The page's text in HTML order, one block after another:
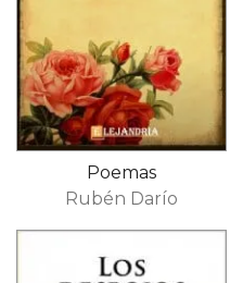
Poemas
Rubén Darío